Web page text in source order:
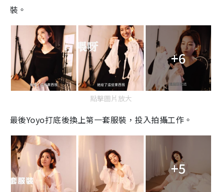
裝。
+6
點擊圖片放大
最後Yoyo打底後換上第一套服裝，投入拍攝工作。
+5